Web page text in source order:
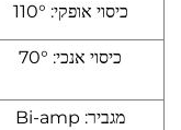
כיסוי אופקי: 110°
כיסוי אנכי: 70°
מגביר: Bi-amp